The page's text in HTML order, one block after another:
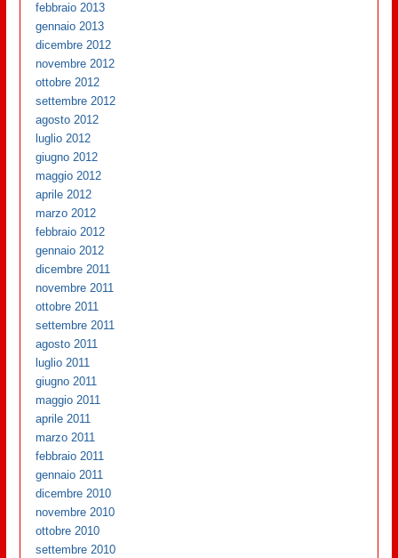
febbraio 2013
gennaio 2013
dicembre 2012
novembre 2012
ottobre 2012
settembre 2012
agosto 2012
luglio 2012
giugno 2012
maggio 2012
aprile 2012
marzo 2012
febbraio 2012
gennaio 2012
dicembre 2011
novembre 2011
ottobre 2011
settembre 2011
agosto 2011
luglio 2011
giugno 2011
maggio 2011
aprile 2011
marzo 2011
febbraio 2011
gennaio 2011
dicembre 2010
novembre 2010
ottobre 2010
settembre 2010